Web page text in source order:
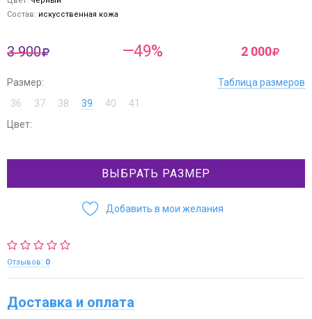
Состав: искусственная кожа
3 900 —49% 2 000
Размер:
Таблица размеров
36
37 38 39 40
41
Цвет:
ВЫБРАТЬ РАЗМЕР
Добавить в мои желания
Отзывов: 0
Доставка и оплата